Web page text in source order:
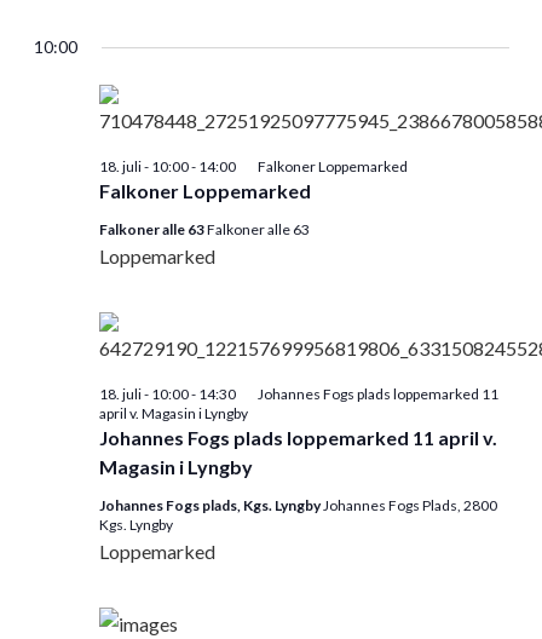
10:00
Falkoner Loppemarked
18. juli - 10:00- 14:00 Falkoner Loppemarked
Falkoner alle 63Falkoner alle 63
Loppemarked
Johannes Fogs plads loppemarked 11 april v.
Magasin i Lyngby
18. juli - 10:00- 14:30
Johannes Fogs plads loppemarked 11
april v. Magasin i Lyngby
Johannes Fogs plads, Kgs. LyngbyJohannes Fogs Plads, 2800
Kgs. Lyngby
Loppemarked